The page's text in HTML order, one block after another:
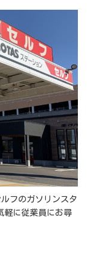
フのガソリンスタ
軽に従業員にお尋